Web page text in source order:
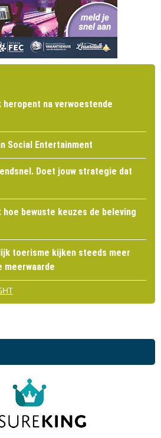
heropent na verwoestende
Social Entertainment
Doet jouw strategie dat
hoe bewuste keuzes de beleving
toerisme kijken steeds meer
meerwaarde